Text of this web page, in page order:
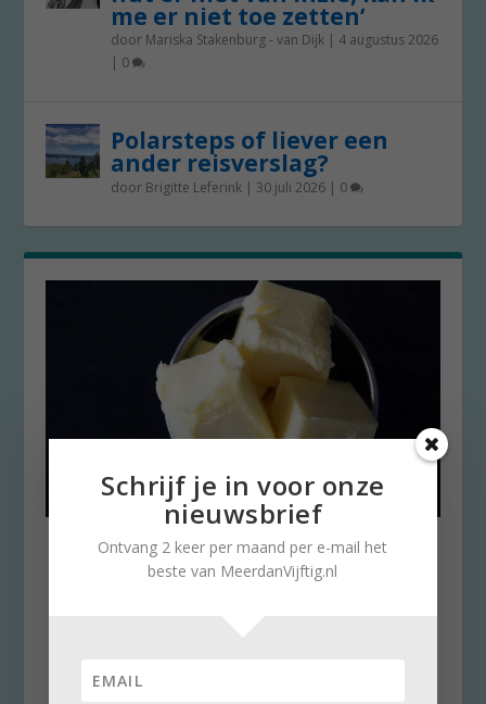
me er niet toe zetten’
door Mariska Stakenburg - van Dijk | 4 augustus 2026
| 0
Polarsteps of liever een
ander reisverslag?
door Brigitte Leferink | 30 juli 2026 | 0
Likje roomboter smeert
gezondheid
Schrijf je in voor onze
nieuwsbrief
Ontvang 2 keer per maand per e-mail het
beste van MeerdanVijftig.nl